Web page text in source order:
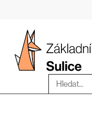
Hledat: